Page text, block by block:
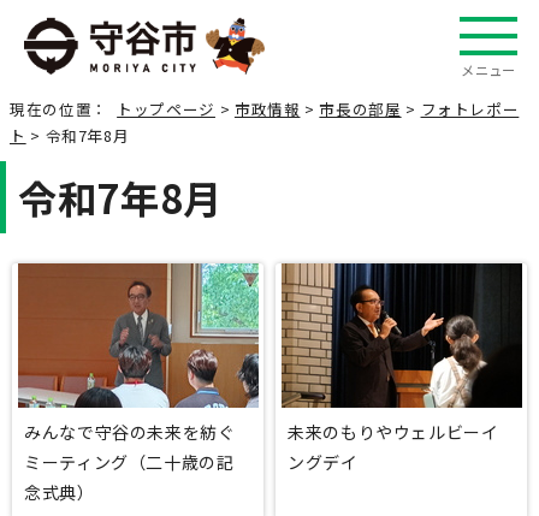
メニュー
現在の位置： トップページ > 市政情報 >市長の部屋 > フォトレポー
ト > 令和7年8月
令和7年8月
みんなで守谷の未来を紡ぐ
ミーティング（二十歳の記
念式典）
未来のもりやウェルビーイ
ングデイ